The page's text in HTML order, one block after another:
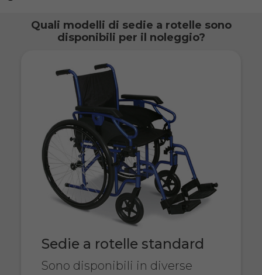
Quali modelli di sedie a rotelle sono
disponibili per il noleggio?
Sedie a rotelle standard
Sono disponibili in diverse